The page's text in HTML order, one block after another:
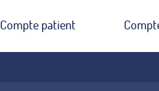
Compte patient